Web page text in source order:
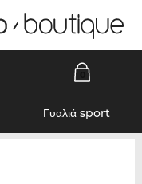
Γυαλιά sport